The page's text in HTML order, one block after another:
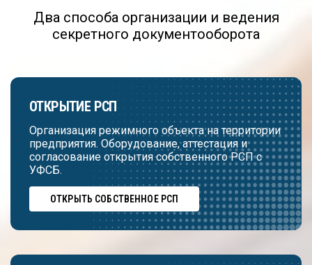
Два способа организации и ведения
секретного документооборота
ОТКРЫТИЕ РСП
Организация режимного объекта на территории
предприятия. Оборудование, аттестация и
согласование открытия собственного РСП с
УФСБ.
ОТКРЫТЬ СОБСТВЕННОЕ РСП